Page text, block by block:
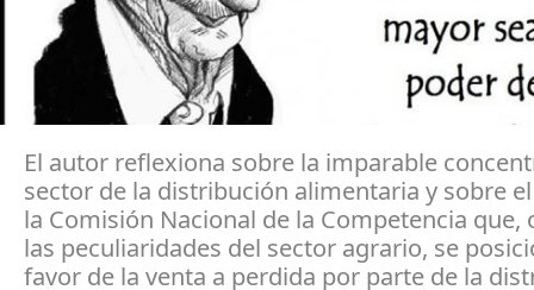
El autor reflexiona sobre la imparable
sector de la distribución alimentaria y sobre
la Comisión Nacional de la Competencia que,
las peculiaridades del sector agrario, se
favor de la venta a perdida por parte de la